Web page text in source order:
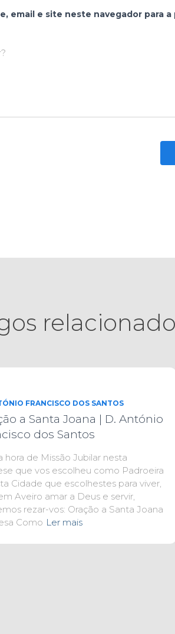
email e site neste navegador para
FRANCISCO DOS SANTOS
a Santa Joana | D. António
dos Santos
hora de Missão Jubilar nesta
que vos escolheu como Padroeira
Cidade que escolhestes para viver,
Aveiro amar a Deus e servir,
rezar-vos: Oração a Santa Joana
Como Ler mais